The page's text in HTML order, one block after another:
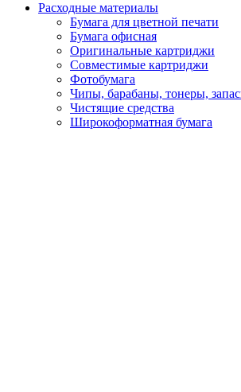
Расходные материалы
Бумага для цветной печати
Бумага офисная
Оригинальные картриджи
Совместимые картриджи
Фотобумага
Чипы, барабаны, тонеры,
Чистящие средства
Широкоформатная бумага